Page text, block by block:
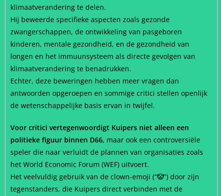
klimaatverandering te delen.
Hij beweerde specifieke aspecten zoals gezonde
zwangerschappen, de ontwikkeling van pasgeboren
kinderen, mentale gezondheid, en de gezondheid van
longen en het immuunsysteem als directe gevolgen van
klimaatverandering te benadrukken.
Echter, deze beweringen hebben meer vragen dan
antwoorden opgeroepen en sommige critici stellen openlijk
de wetenschappelijke basis ervan in twijfel.
Voor critici vertegenwoordigt Kuipers niet alleen een
politieke figuur binnen D66, maar ook een controversiële
speler die naar verluidt de plannen van organisaties zoals
het World Economic Forum (WEF) uitvoert.
Het veelvuldig gebruik van de clown-emoji (“🤡”) door zijn
tegenstanders, die Kuipers direct verbinden met de